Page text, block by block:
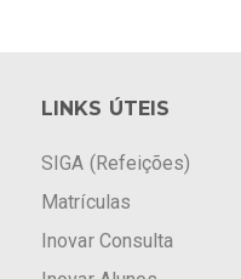
LINKS ÚTEIS
SIGA (Refeições)
Matrículas
Inovar Consulta